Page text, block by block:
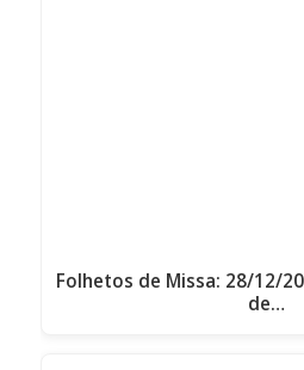
Folhetos de Missa: 28/12/
de…